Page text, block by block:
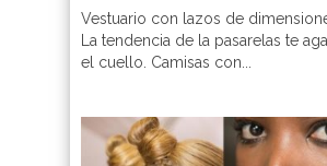
Vestuario con lazos de
La tendencia de la pasarelas te
el cuello. Camisas con...